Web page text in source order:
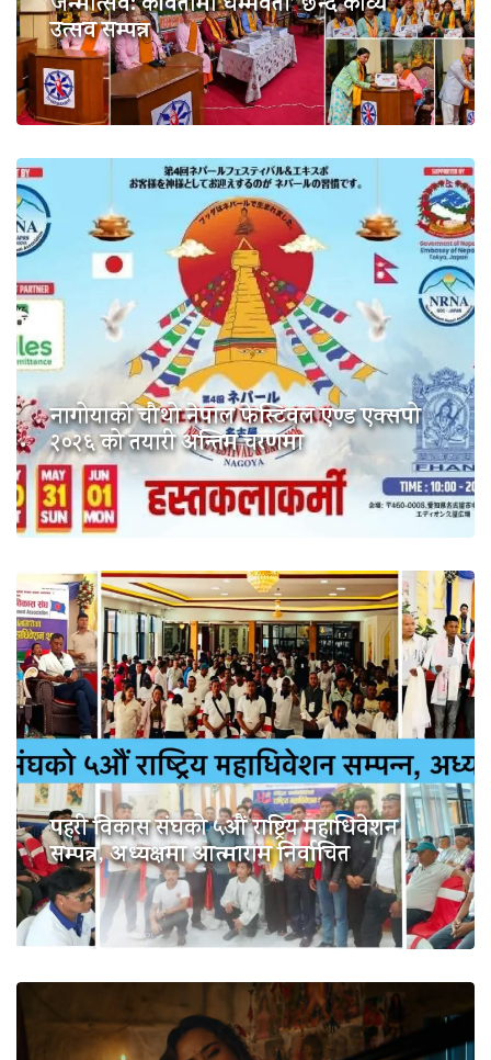
उत्सव सम्पन्न
नागोयाको चौथो नेपाल फेस्टिवल एण्ड एक्सपो
२०२६ को तयारी अन्तिम चरणमा
पहरी विकास संघको ५औं राष्ट्रिय महाधिवेशन
सम्पन्न, अध्यक्षमा आत्माराम निर्वाचित